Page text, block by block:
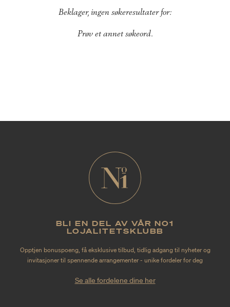
Beklager, ingen søkeresultater for:
Prøv et annet søkeord.
BLI EN DEL AV VÅR NO1
LOJALITETSKLUBB
Opptjen bonuspoeng, få eksklusive tilbud, tidlig adgang til nyheter og
invitasjoner til spennende arrangementer - unike fordeler for deg
Se alle fordelene dine her